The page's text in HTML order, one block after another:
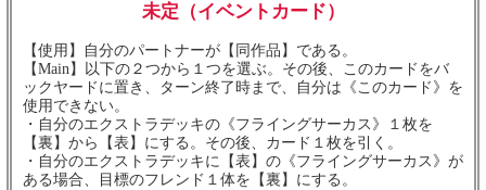
未定（イベントカード）
【使用】自分のパートナーが【同作品】である。
【Main】以下の２つから１つを選ぶ。その後、このカードをバ
ックヤードに置き、ターン終了時まで、自分は《このカード》を
使用できない。
・自分のエクストラデッキの《フライングサーカス》１枚を
【裏】から【表】にする。その後、カード１枚を引く。
・自分のエクストラデッキに【表】の《フライングサーカス》が
ある場合、目標のフレンド１体を【裏】にする。